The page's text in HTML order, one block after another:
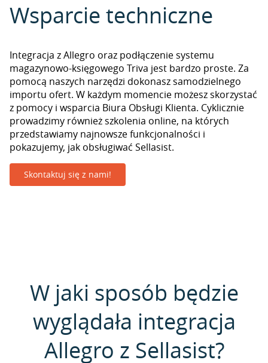
Wsparcie techniczne
Integracja z Allegro oraz podłączenie systemu
magazynowo-księgowego Triva jest bardzo proste. Za
pomocą naszych narzędzi dokonasz samodzielnego
importu ofert. W każdym momencie możesz skorzystać
z pomocy i wsparcia Biura Obsługi Klienta. Cyklicznie
prowadzimy również szkolenia online, na których
przedstawiamy najnowsze funkcjonalności i
pokazujemy, jak obsługiwać Sellasist.
Skontaktuj się z nami!
W jaki sposób będzie
wyglądała integracja
Allegro z Sellasist?